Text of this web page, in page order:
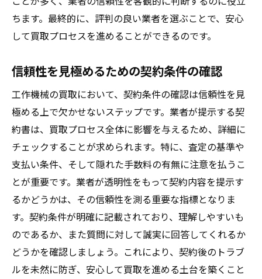
ちます。最終的に、評判の良い業者を選ぶことで、安心
して買取プロセスを進めることができるのです。
信頼性を見極めるための契約条件の確認
工作機械の買取において、契約条件の確認は信頼性を見
極める上で欠かせないステップです。業者が提示する契
約書は、買取プロセス全体に影響を与えるため、詳細に
チェックすることが求められます。特に、査定の基準や
支払い条件、そして隠れた手数料の有無に注意を払うこ
とが重要です。業者が透明性をもって契約内容を提示す
るかどうかは、その信頼性を測る重要な指標となりま
す。契約条件が明確に記載されており、理解しやすいも
のであるか、また質問に対して誠実に回答してくれるか
どうかを確認しましょう。これにより、契約後のトラブ
ルを未然に防ぎ、安心して買取を進める土台を築くこと